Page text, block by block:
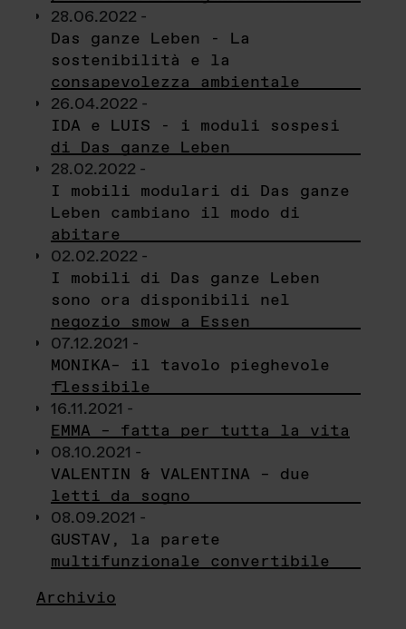
28.06.2022 -
Das ganze Leben - La
sostenibilità e la
consapevolezza ambientale
26.04.2022 -
IDA e LUIS - i moduli sospesi
di Das ganze Leben
28.02.2022 -
I mobili modulari di Das ganze
Leben cambiano il modo di
abitare
02.02.2022 -
I mobili di Das ganze Leben
sono ora disponibili nel
negozio smow a Essen
07.12.2021 -
MONIKA– il tavolo pieghevole
flessibile
16.11.2021 -
EMMA – fatta per tutta la vita
08.10.2021 -
VALENTIN & VALENTINA – due
letti da sogno
08.09.2021 -
GUSTAV, la parete
multifunzionale convertibile
Archivio